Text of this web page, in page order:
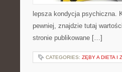
lepsza kondycja psychiczna.
pewniej, znajdzie tutaj
stronie publikowane […]
CATEGORIES: ZĘBY A DIETA I